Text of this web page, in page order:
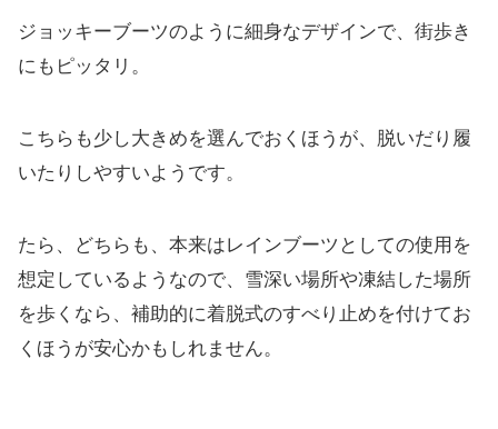
ジョッキーブーツのように細身なデザインで、街歩き
にもピッタリ。
こちらも少し大きめを選んでおくほうが、脱いだり履
いたりしやすいようです。
たら、どちらも、本来はレインブーツとしての使用を
想定しているようなので、雪深い場所や凍結した場所
を歩くなら、補助的に着脱式のすべり止めを付けてお
くほうが安心かもしれません。